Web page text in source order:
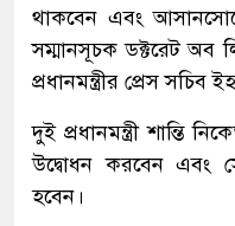
থাকবেন এবং
সম্মানসূচক ডক্টরেট অব
প্রধানমন্ত্রীর প্রেস
দুই প্রধানমন্ত্রী শান্তি
উদ্বোধন করবেন এবং
হবেন।